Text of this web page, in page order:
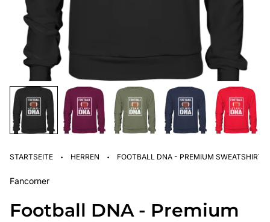
STARTSEITE · HERREN · FOOTBALL DNA - PREMIUM SWEATSHIRT
Fancorner
Football DNA - Premium